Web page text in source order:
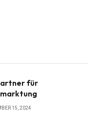
für
15, 2024